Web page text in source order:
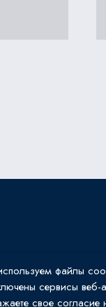
файлы
сервисы
свое